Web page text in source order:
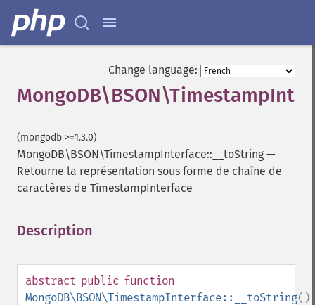
Change language:
(mongodb >=1.3.0)
MongoDB\BSON\TimestampInterface::__toString —
Retourne la représentation sous forme de chaîne de
caractères de TimestampInterface
Description
abstract public function
MongoDB\BSON\TimestampInterface::__toString